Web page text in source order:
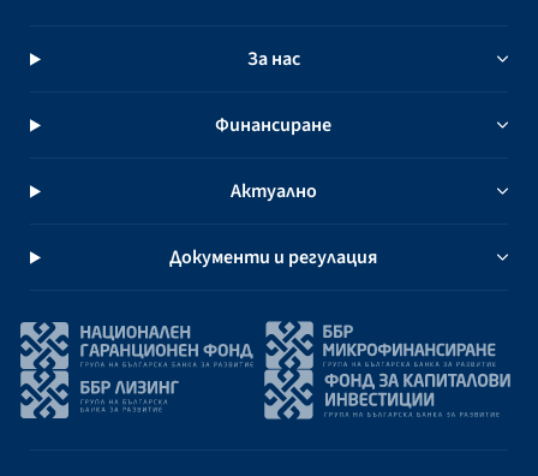
За нас
Финансиране
Актуално
Документи и регулация